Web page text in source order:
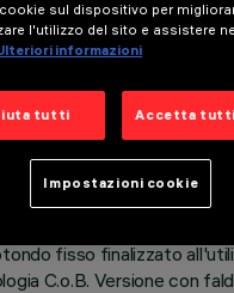
fisso finalizzato
C.o.B. Versione con
sul dispositivo per
l'utilizzo del sito e assistere
informazioni
tutti Accetta
Impostazioni cookie